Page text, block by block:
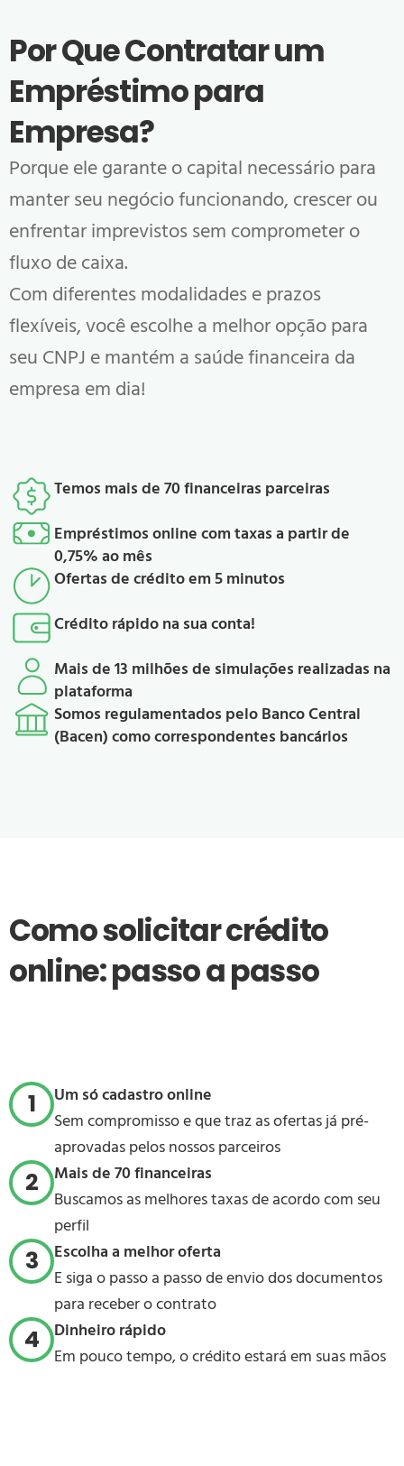
Por Que Contratar um
Empréstimo para
Empresa?
Porque ele garante o capital necessário para
manter seu negócio funcionando, crescer ou
enfrentar imprevistos sem comprometer o
fluxo de caixa.
Com diferentes modalidades e prazos
flexíveis, você escolhe a melhor opção para
seu CNPJ e mantém a saúde financeira da
empresa em dia!
Temos mais de 70 financeiras parceiras
Empréstimos online com taxas a partir de
0,75% ao mês
Ofertas de crédito em 5 minutos
Crédito rápido na sua conta!
Mais de 13 milhões de simulações realizadas na
plataforma
Somos regulamentados pelo Banco Central
(Bacen) como correspondentes bancários
Como solicitar crédito
online: passo a passo
1
Um só cadastro online
Sem compromisso e que traz as ofertas já pré-
aprovadas pelos nossos parceiros
2
Mais de 70 financeiras
Buscamos as melhores taxas de acordo com seu
perfil
3
Escolha a melhor oferta
E siga o passo a passo de envio dos documentos
para receber o contrato
4
Dinheiro rápido
Em pouco tempo, o crédito estará em suas mãos